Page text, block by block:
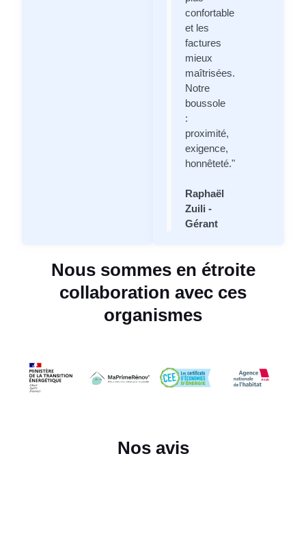
confortable
et les
factures
mieux
maîtrisées.
Notre
boussole
:
proximité,
exigence,
honnêteté."
Raphaël
Zuili -
Gérant
Nous sommes en étroite
collaboration avec ces
organismes
Nos avis